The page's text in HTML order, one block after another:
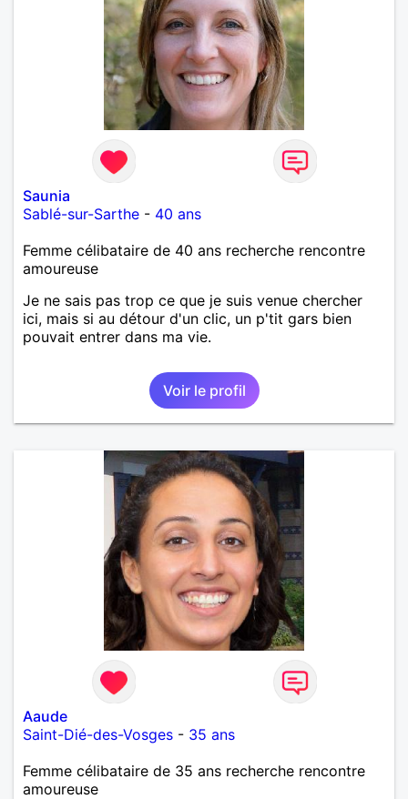
Saunia
Sablé-sur-Sarthe - 40 ans
Femme célibataire de 40 ans recherche rencontre
amoureuse
Je ne sais pas trop ce que je suis venue chercher
ici, mais si au détour d'un clic, un p'tit gars bien
pouvait entrer dans ma vie.
Voir le profil
Aaude
Saint-Dié-des-Vosges - 35 ans
Femme célibataire de 35 ans recherche rencontre
amoureuse